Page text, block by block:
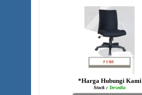
*Harga Hubungi Kami
Stock : Tersedia